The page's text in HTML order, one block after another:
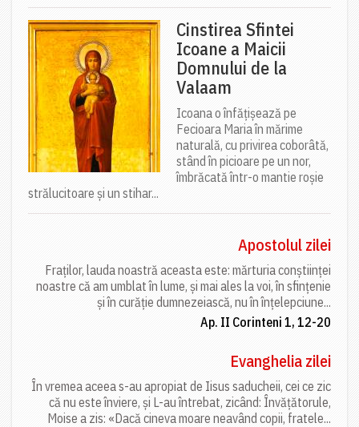
Cinstirea Sfintei
Icoane a Maicii
Domnului de la
Valaam
Icoana o înfățișează pe
Fecioara Maria în mărime
naturală, cu privirea coborâtă,
stând în picioare pe un nor,
îmbrăcată într-o mantie roșie
strălucitoare și un stihar...
Apostolul zilei
Fraților, lauda noastră aceasta este: mărturia conștiinței
noastre că am umblat în lume, și mai ales la voi, în sfințenie
și în curăție dumnezeiască, nu în înțelepciune...
Ap. II Corinteni 1, 12-20
Evanghelia zilei
În vremea aceea s-au apropiat de Iisus saducheii, cei ce zic
că nu este înviere, și L-au întrebat, zicând: Învățătorule,
Moise a zis: «Dacă cineva moare neavând copii, fratele...